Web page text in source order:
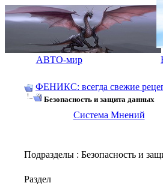
АВТО-мир
ФЕНИКС: всегда свежие
Безопасность и защита данных
Система Мнений
Подразделы : Безопасность и
Раздел